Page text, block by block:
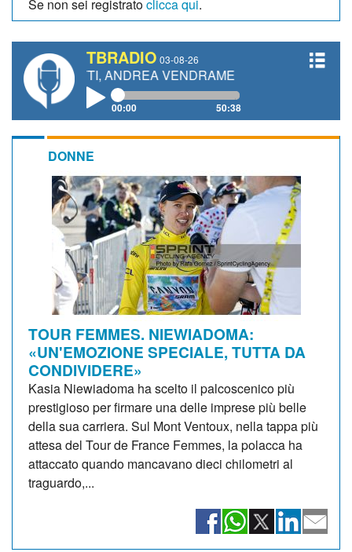
Se non sei registratoclicca qui.
TBRADIO 03-08-26
ANDREA VENDRAME, FILIPPO FIORELLI
00:00 50:38
DONNE
TOUR FEMMES. NIEWIADOMA:
«UN'EMOZIONE SPECIALE, TUTTA DA
CONDIVIDERE»
Kasia Niewiadoma ha scelto il palcoscenico più
prestigioso per firmare una delle imprese più belle
della sua carriera. Sul Mont Ventoux, nella tappa più
attesa del Tour de France Femmes, la polacca ha
attaccato quando mancavano dieci chilometri al
traguardo,...